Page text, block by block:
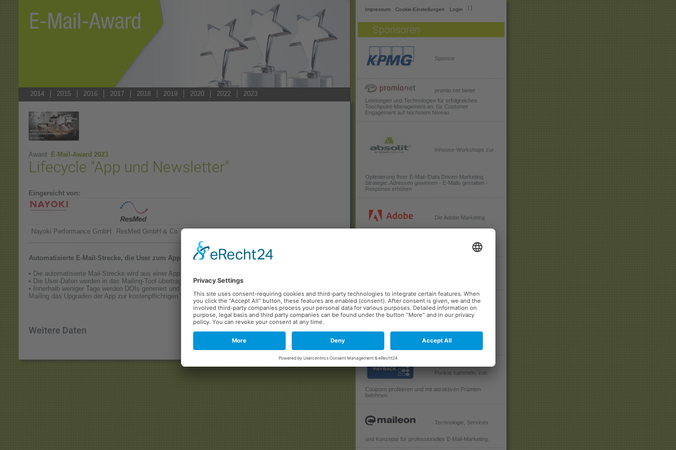
2014 2015 2016 2017 2018 2019 2020 2022 2023
Award: E-Mail-Award 2023
Lifecycle "App und Newsletter"
Eingereicht von:
Nayoki Performance GmbH ResMed GmbH & Co. KG
Automatisierte E-Mail-Strecke, die User zum App-Upgrade animieren soll.
• Die automatisierte Mail-Strecke wird aus einer App (iOS und Android) heraus getriggert
• Die User-Daten werden in das Mailing-Tool übertragen.
• Innerhalb weniger Tage werden DOIs generiert und die Vorteile der App herausgestellt, sodass über das
Mailing das Upgraden der App zur kostenpflichtigen Version forciert wird.
Weitere Daten
Impressum |
Cookie-Einstellungen |
Login
Sponsoren
Sponsor
promio.net bietet
Leistungen und Technologien für erfolgreiches
Touchpoint-Management an, für Customer
Engagement auf höchstem Niveau
Inhouse-Workshops zur
Optimierung Ihrer E-Mail-/Data Driven-Marketing
Strategie: Adressen gewinnen - E-Mails gestalten -
Response erhöhen
Die Adobe Marketing
valantic zählt zu den am
schnellsten wachsenden Digital Solutions-,
Consulting- und Software-Gesellschaften am Markt.
Punkte sammeln, von
Coupons profitieren und mit attraktiven Prämien
belohnen.
Technologie, Services
und Konzepte für professionelles E-Mail-Marketing.